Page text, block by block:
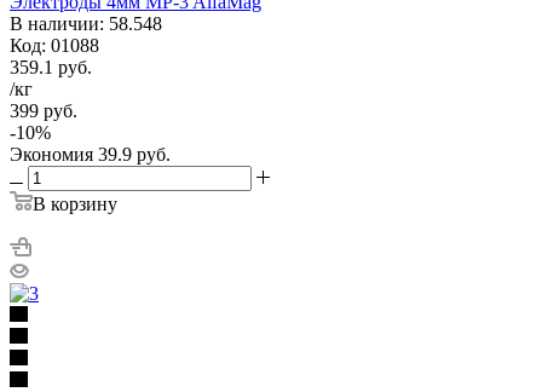
В наличии: 58.548
Код: 01088
359.1 руб.
/кг
399 руб.
-10%
Экономия 39.9 руб.
В корзину